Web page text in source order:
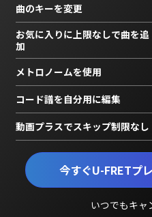
今すぐU-FRETプ
いつでもキャ
曲のキーを変更
お気に入りに上限なしで曲を追
加
メトロノームを使用
コード譜を自分用に編集
動画プラスでスキップ制限なし